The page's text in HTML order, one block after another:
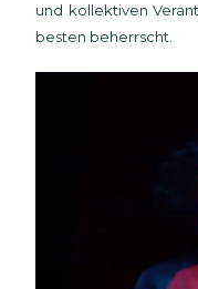
und kollektiven
besten beherrscht.